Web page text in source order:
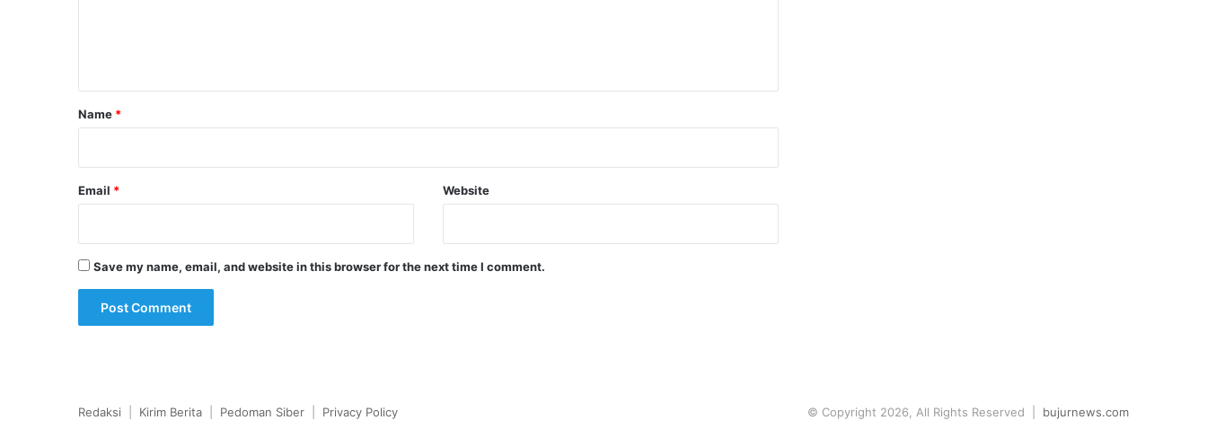
*
Name *
Email * Website
Save my name, email, and website in this browser for the next time I comment.
Redaksi Kirim Berita Pedoman Siber Privacy Policy © Copyright 2026, All Rights Reserved | bujurnews.com